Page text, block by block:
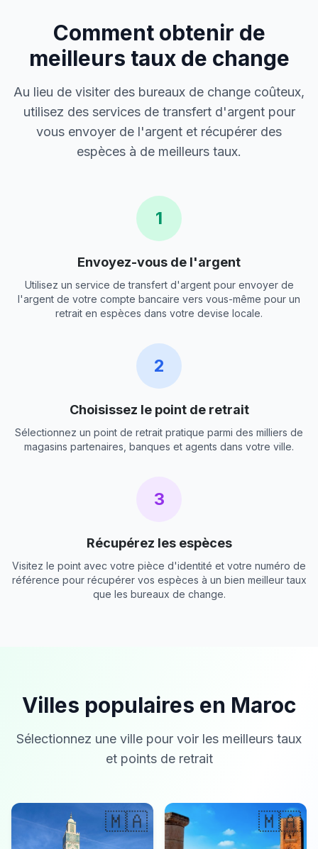
Comment obtenir de
meilleurs taux de change
Au lieu de visiter des bureaux de change coûteux,
utilisez des services de transfert d'argent pour
vous envoyer de l'argent et récupérer des
espèces à de meilleurs taux.
1
Envoyez-vous de l'argent
Utilisez un service de transfert d'argent pour envoyer de
l'argent de votre compte bancaire vers vous-même pour un
retrait en espèces dans votre devise locale.
2
Choisissez le point de retrait
Sélectionnez un point de retrait pratique parmi des milliers de
magasins partenaires, banques et agents dans votre ville.
3
Récupérez les espèces
Visitez le point avec votre pièce d'identité et votre numéro de
référence pour récupérer vos espèces à un bien meilleur taux
que les bureaux de change.
Villes populaires en Maroc
Sélectionnez une ville pour voir les meilleurs taux
et points de retrait
🇲🇦 🇲🇦